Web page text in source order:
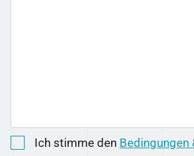
Ich stimme den Bedingungen